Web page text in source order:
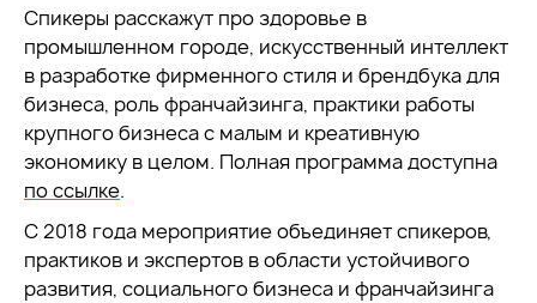
Спикеры расскажут про здоровье в
промышленном городе, искусственный интеллект
в разработке фирменного стиля и брендбука для
бизнеса, роль франчайзинга, практики работы
крупного бизнеса с малым и креативную
экономику в целом. Полная программа доступна
по ссылке.
С 2018 года мероприятие объединяет спикеров,
практиков и экспертов в области устойчивого
развития, социального бизнеса и франчайзинга